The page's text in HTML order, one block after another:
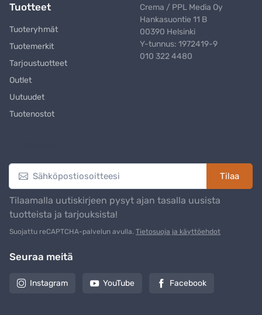
Tuotteet
Tuoteryhmät
Tuotemerkit
Tarjoustuotteet
Outlet
Uutuudet
Tuotenostot
Crema / PPL Media Oy
Hankasuontie 11 B
00390 Helsinki
Y-tunnus: 1972419-9
010 322 4480
Tilaa
Tilaamalla uutiskirjeen pysyt ajan tasalla uusista
tuotteista ja tarjouksista!
Suojattu reCAPTCHA-palvelun avulla. Tietosuoja ja käyttöehdot
Seuraa meitä
Instagram YouTube Facebook